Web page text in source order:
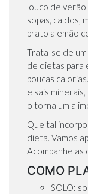
louco de
sopas, caldos,
prato alemão
Trata-se de
de dietas para
poucas
e sais
o torna um
Que tal
dieta. Vamos
Acompanhe as
COMO
SOLO: